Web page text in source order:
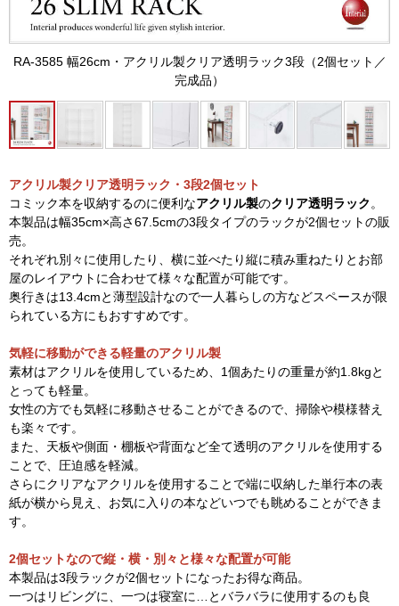
RA-3585 幅26cm・アクリル製クリア透明ラック3段（2個セット／
完成品）
アクリル製クリア透明ラック・3段2個セット
コミック本を収納するのに便利なアクリル製のクリア透明ラック 。
本製品は幅35cm×高さ67.5cmの3段タイプのラックが2個セットの販
売。
それぞれ別々に使用したり、横に並べたり縦に積み重ねたりとお部
屋のレイアウトに合わせて様々な配置が可能です。
奥行きは13.4cmと薄型設計なので一人暮らしの方などスペースが限
られている方にもおすすめです。
気軽に移動ができる軽量のアクリル製
素材はアクリルを使用しているため、1個あたりの重量が約1.8kgと
とっても軽量。
女性の方でも気軽に移動させることができるので、掃除や模様替え
も楽々です。
また、天板や側面・棚板や背面など全て透明のアクリルを使用する
ことで、圧迫感を軽減。
さらにクリアなアクリルを使用することで端に収納した単行本の表
紙が横から見え、お気に入りの本などいつでも眺めることができま
す。
2個セットなので縦・横・別々と様々な配置が可能
本製品は3段ラックが2個セットになったお得な商品。
一つはリビングに、一つは寝室に…とバラバラに使用するのも良